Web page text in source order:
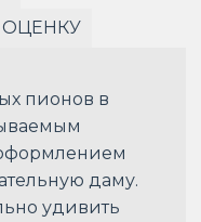
ОЦЕНКУ
пионов в
даму.
удивить